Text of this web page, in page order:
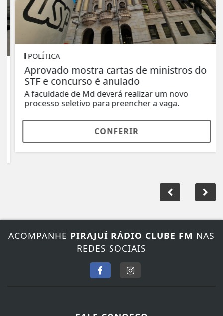
POLÍTICA
Aprovado mostra cartas de ministros do
STF e concurso é anulado
A faculdade de Md deverá realizar um novo
processo seletivo para preencher a vaga.
CONFERIR
ACOMPANHEPIRAJUÍ RÁDIO CLUBE FMNAS
REDES SOCIAIS